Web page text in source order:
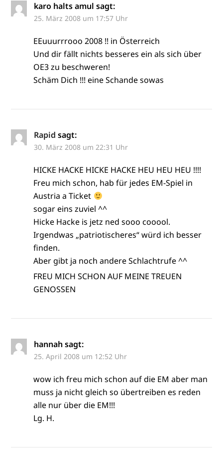
karo halts amul sagt:
25. März 2008 um 17:57 Uhr
EEuuurrrooo 2008 !! in Österreich
Und dir fällt nichts besseres ein als sich über
OE3 zu beschweren!
Schäm Dich !!! eine Schande sowas
Rapid sagt:
30. März 2008 um 22:31 Uhr
HICKE HACKE HICKE HACKE HEU HEU HEU !!!!
Freu mich schon, hab für jedes EM-Spiel in
Austria a Ticket
sogar eins zuviel ^^
Hicke Hacke is jetz ned sooo cooool.
Irgendwas „patriotischeres“ würd ich besser
finden.
Aber gibt ja noch andere Schlachtrufe ^^
FREU MICH SCHON AUF MEINE TREUEN
GENOSSEN
hannah sagt:
25. April 2008 um 12:52 Uhr
wow ich freu mich schon auf die EM aber man
muss ja nicht gleich so übertreiben es reden
alle nur über die EM!!!
Lg. H.